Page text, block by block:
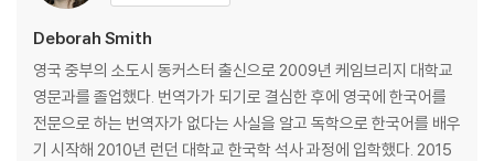
Deborah Smith
영국 중부의 소도시 동커스터 출신으로 2009년 케임브리지 대학교
영문과를 졸업했다. 번역가가 되기로 결심한 후에 영국에 한국어를
전문으로 하는 번역자가 없다는 사실을 알고 독학으로 한국어를 배우
기 시작해 2010년 런던 대학교 한국학 석사 과정에 입학했다. 2015